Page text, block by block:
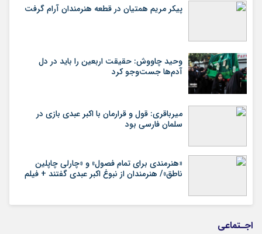
پیکر مریم همتیان در قطعه هنرمندان آرام گرفت
وحید چاووش: حقیقت اربعین را باید در دل
آدم‌ها جست‌وجو کرد
میرباقری: قول و قرارمان با اکبر عبدی بازی در
سلمان فارسی بود
«هنرمندی برای تمام فصول» و «چارلی چاپلین
ناطق»/ هنرمندان از نبوغ اکبر عبدی گفتند + فیلم
اجـتماعی